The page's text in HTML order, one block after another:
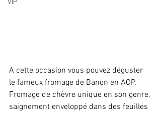
VIP
A cette occasion vous pouvez déguster
le fameux fromage de Banon en AOP.
Fromage de chèvre unique en son genre,
saignement enveloppé dans des feuilles